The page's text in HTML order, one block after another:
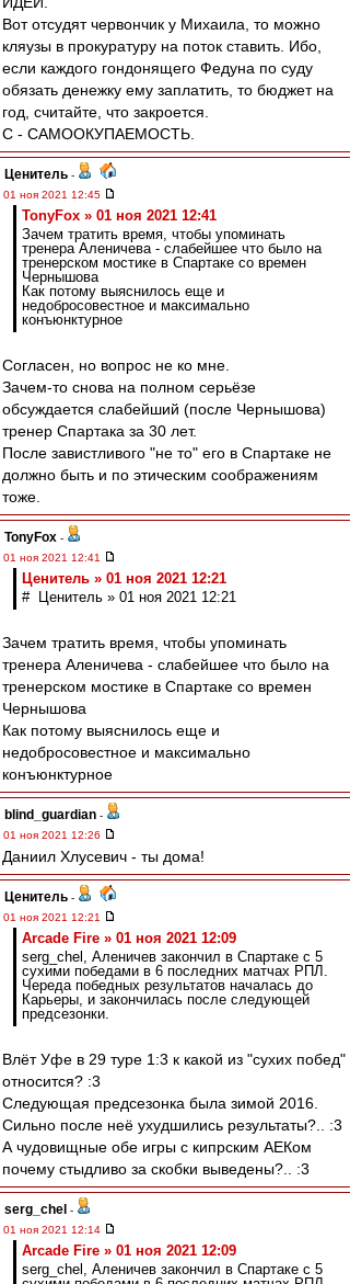
Вот отсудят червончик у Михаила, то можно
кляузы в прокуратуру на поток ставить. Ибо,
если каждого гондонящего Федуна по суду
обязать денежку ему заплатить, то бюджет на
год, считайте, что закроется.
С - САМООКУПАЕМОСТЬ.
Ценитель -
01 ноя 2021 12:45
TonyFox » 01 ноя 2021 12:41
Зачем тратить время, чтобы упоминать
тренера Аленичева - слабейшее что было на
тренерском мостике в Спартаке со времен
Чернышова
Как потому выяснилось еще и
недобросовестное и максимально
конъюнктурное
Согласен, но вопрос не ко мне.
Зачем-то снова на полном серьёзе
обсуждается слабейший (после Чернышова)
тренер Спартака за 30 лет.
После завистливого "не то" его в Спартаке не
должно быть и по этическим соображениям
тоже.
TonyFox -
01 ноя 2021 12:41
Ценитель » 01 ноя 2021 12:21
# Ценитель » 01 ноя 2021 12:21
Зачем тратить время, чтобы упоминать
тренера Аленичева - слабейшее что было на
тренерском мостике в Спартаке со времен
Чернышова
Как потому выяснилось еще и
недобросовестное и максимально
конъюнктурное
blind_guardian -
01 ноя 2021 12:26
Даниил Хлусевич - ты дома!
Ценитель -
01 ноя 2021 12:21
Arcade Fire » 01 ноя 2021 12:09
serg_chel, Аленичев закончил в Спартаке с 5
сухими победами в 6 последних матчах РПЛ.
Череда победных результатов началась до
Карьеры, и закончилась после следующей
предсезонки.
Влёт Уфе в 29 туре 1:3 к какой из "сухих побед"
относится? :3
Следующая предсезонка была зимой 2016.
Сильно после неё ухудшились результаты?.. :3
А чудовищные обе игры с кипрским АЕКом
почему стыдливо за скобки выведены?.. :3
serg_chel -
01 ноя 2021 12:14
Arcade Fire » 01 ноя 2021 12:09
serg_chel, Аленичев закончил в Спартаке с 5